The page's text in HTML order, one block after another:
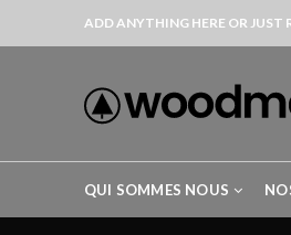
ADD ANYTHING HERE OR JUST
QUI SOMMES NOUS